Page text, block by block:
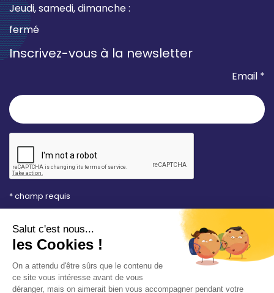
Jeudi, samedi, dimanche :
fermé
Inscrivez-vous à la newsletter
Email *
* champ requis
vous envoyer les lettres d'information de la Mairie de
Saint-Aubin-sur-Mer. Vous pouvez à tout moment
utiliser le lien de désabonnement intégré dans la